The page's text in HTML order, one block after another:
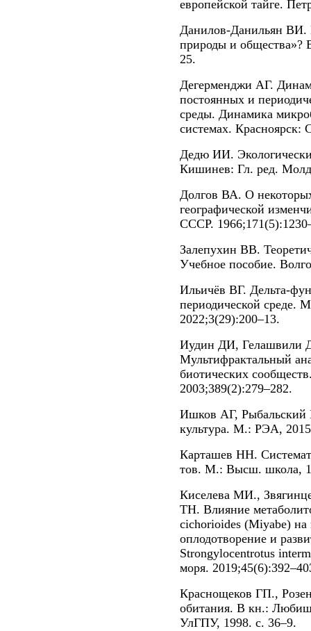
европейской тайге.
Данилов-Данильян ВИ.
природы и общества»?
25.
Дегерменджи АГ.
постоянных и
среды. Динамика
системах.
Дедю ИИ.
Кишинев: Гл. ред.
Долгов ВА. О
географической
СССР.
Залепухин ВВ.
Учебное пособие.
Ильичёв ВГ. Дельта-
периодической среде.
2022;3(29):200–13.
Иудин ДИ, Гелашвили
Мультифрактальный
биотических
2003;389(2):279–282.
Ишков АГ, Рыбальский
культура. М.: РЭА,
Карташев НН.
тов. М.: Высш. школа,
Киселева МИ.,
ТН. Влияние
cichorioides (Miyabe)
оплодотворение и
Strongylocentrotus
моря.
Краснощеков ГП.,
обитания. В кн.:
УлГПУ, 1998. с. 36–9.